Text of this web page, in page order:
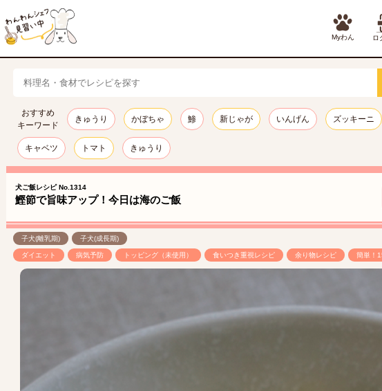
Myわん ロ
おすすめ
キーワード
きゅうり かぼちゃ 鯵 新じゃが いんげん ズッキーニ
キャベツ トマト きゅうり
犬ご飯レシピ No.1314
鰹節で旨味アップ！今日は海のご飯
子犬(離乳期) 子犬(成長期)
ダイエット 病気予防 トッピング（未使用） 食いつき重視レシピ 余り物レシピ 簡単！